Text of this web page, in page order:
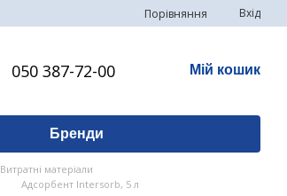
Порівняння Вхід
050 387-72-00 Мій кошик
Бренди
Витратні матеріали
Адсорбент Intersorb, 5 л